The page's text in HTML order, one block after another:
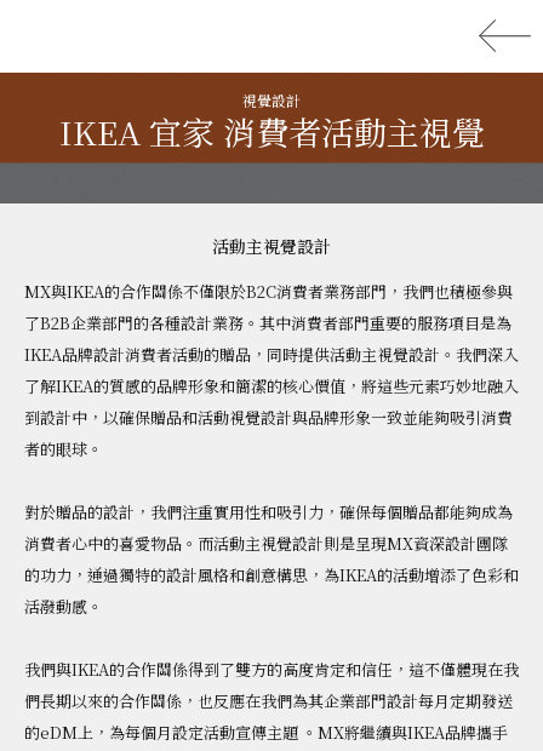
視覺設計
IKEA 宜家 消費者活動主視覺
活動主視覺設計
MX與IKEA的合作關係不僅限於B2C消費者業務部門，我們也積極參與
了B2B企業部門的各種設計業務。其中消費者部門重要的服務項目是為
IKEA品牌設計消費者活動的贈品，同時提供活動主視覺設計。我們深入
了解IKEA的質感的品牌形象和簡潔的核心價值，將這些元素巧妙地融入
到設計中，以確保贈品和活動視覺設計與品牌形象一致並能夠吸引消費
者的眼球。
對於贈品的設計，我們注重實用性和吸引力，確保每個贈品都能夠成為
消費者心中的喜愛物品。而活動主視覺設計則是呈現MX資深設計團隊
的功力，通過獨特的設計風格和創意構思，為IKEA的活動增添了色彩和
活潑動感。
我們與IKEA的合作關係得到了雙方的高度肯定和信任，這不僅體現在我
們長期以來的合作關係，也反應在我們為其企業部門設計每月定期發送
的eDM上，為每個月設定活動宣傳主題 。MX將繼續與IKEA品牌攜手